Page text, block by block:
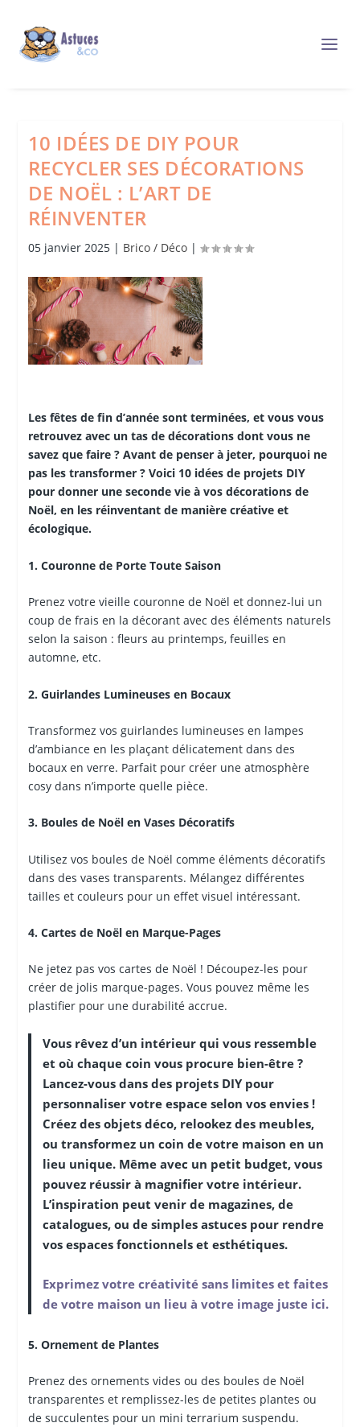
10 IDÉES DE DIY POUR
RECYCLER SES DÉCORATIONS
DE NOËL : L’ART DE
RÉINVENTER
05 janvier 2025| Brico / Déco|
Les fêtes de fin d’année sont terminées, et vous vous
retrouvez avec un tas de décorations dont vous ne
savez que faire ? Avant de penser à jeter, pourquoi ne
pas les transformer ? Voici 10 idées de projets DIY
pour donner une seconde vie à vos décorations de
Noël, en les réinventant de manière créative et
écologique.
1. Couronne de Porte Toute Saison
Prenez votre vieille couronne de Noël et donnez-lui un
coup de frais en la décorant avec des éléments naturels
selon la saison : fleurs au printemps, feuilles en
automne, etc.
2. Guirlandes Lumineuses en Bocaux
Transformez vos guirlandes lumineuses en lampes
d’ambiance en les plaçant délicatement dans des
bocaux en verre. Parfait pour créer une atmosphère
cosy dans n’importe quelle pièce.
3. Boules de Noël en Vases Décoratifs
Utilisez vos boules de Noël comme éléments décoratifs
dans des vases transparents. Mélangez différentes
tailles et couleurs pour un effet visuel intéressant.
4. Cartes de Noël en Marque-Pages
Ne jetez pas vos cartes de Noël ! Découpez-les pour
créer de jolis marque-pages. Vous pouvez même les
plastifier pour une durabilité accrue.
Vous rêvez d’un intérieur qui vous ressemble
et où chaque coin vous procure bien-être ?
Lancez-vous dans des projets DIY pour
personnaliser votre espace selon vos envies !
Créez des objets déco, relookez des meubles,
ou transformez un coin de votre maison en un
lieu unique. Même avec un petit budget, vous
pouvez réussir à magnifier votre intérieur.
L’inspiration peut venir de magazines, de
catalogues, ou de simples astuces pour rendre
vos espaces fonctionnels et esthétiques.
Exprimez votre créativité sans limites et faites
de votre maison un lieu à votre image juste ici.
5. Ornement de Plantes
Prenez des ornements vides ou des boules de Noël
transparentes et remplissez-les de petites plantes ou
de succulentes pour un mini terrarium suspendu.